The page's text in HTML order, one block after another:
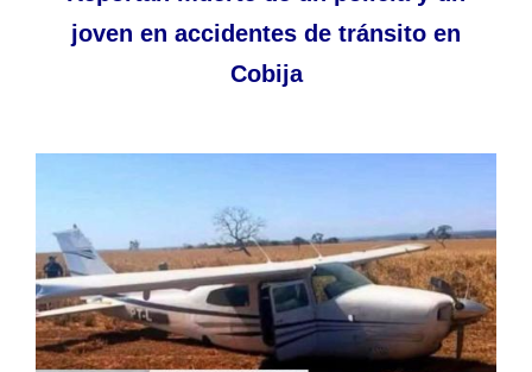
joven en accidentes de tránsito en
Cobija